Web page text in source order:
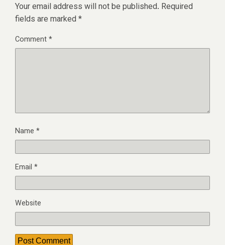
Your email address will not be published. Required
fields are marked *
Comment*
Name *
Email *
Website